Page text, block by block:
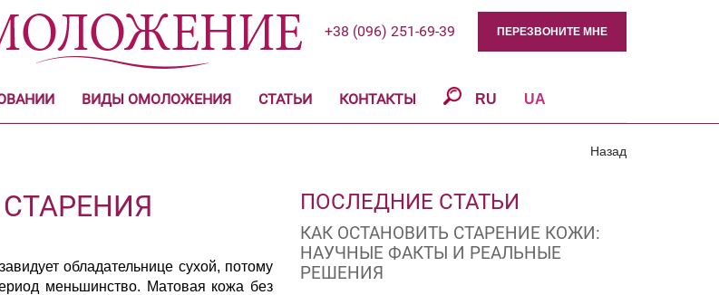
+38 (096) 251-69-39 ПЕРЕЗВОНИТЕ МНЕ
ВИДЫ ОМОЛОЖЕНИЯ СТАТЬИ КОНТАКТЫ RU UA
Назад
обладательнице сухой, потому
меньшинство. Матовая кожа без
ПОСЛЕДНИЕ СТАТЬИ
КАК ОСТАНОВИТЬ СТАРЕНИЕ КОЖИ:
НАУЧНЫЕ ФАКТЫ И РЕАЛЬНЫЕ
РЕШЕНИЯ